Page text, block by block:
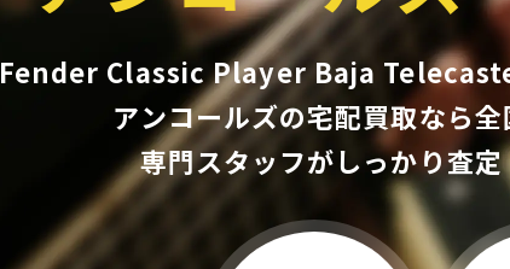
Fender Classic Player Baja
アンコールズの宅配買取なら
専門スタッフがしっかり査定